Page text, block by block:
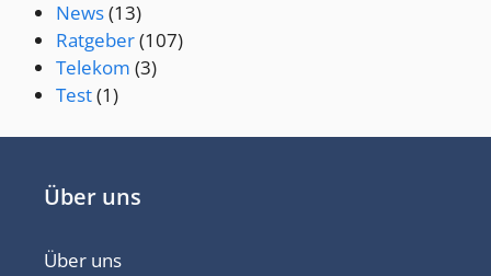
News(13)
Ratgeber(107)
Telekom (3)
Test(1)
Über uns
Über uns